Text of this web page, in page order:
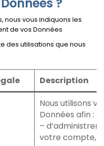
?
nous vous indiquons les
de vos Données
des utilisations que nous
Description
Nous utilisons
Données afin :
– d’administrer
votre compte,